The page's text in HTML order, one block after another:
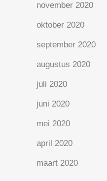
november 2020
oktober 2020
september 2020
augustus 2020
juli 2020
juni 2020
mei 2020
april 2020
maart 2020